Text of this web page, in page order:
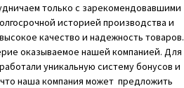
только с зарекомендовавшими
историей производства и
качество и надежность товаров.
оказываемое нашей компанией. Для
уникальную систему бонусов и
наша компания может предложить